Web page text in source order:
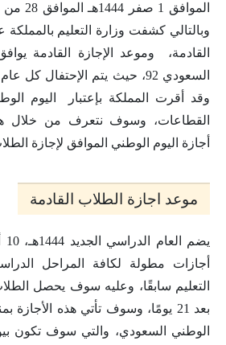
وبالتالي كشفت وزارة التعليم
القادمة، وموعد الإجازة القادمة
السعودي 92، حيث يتم الإحتفال
وقد أقرت المملكة بإعتبار اليوم
القطاعات، وسوف نتعرف من خلال
أجازة اليوم الوطني الموافق لإجازة
موعد اجازة الطلاب القادمة
أجازات مطولة لكافة المراحل
التعليم سابقًا، وعليه سوف يحصل
الوطني السعودي، والتي سوف تكون